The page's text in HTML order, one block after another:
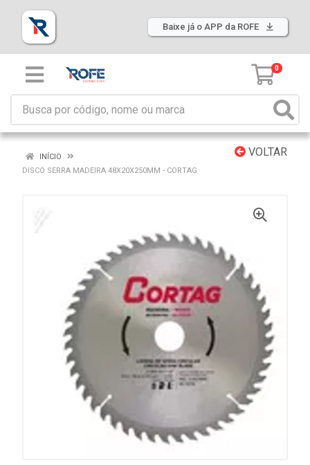
Baixe já o APP da ROFE
0
VOLTAR
INÍCIO
DISCO SERRA MADEIRA 48X20X250MM - CORTAG